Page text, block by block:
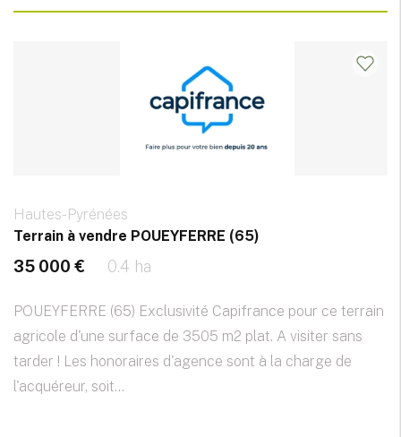
Hautes-Pyrénées
Terrain à vendre POUEYFERRE (65)
35 000 € 0.4 ha
POUEYFERRE (65) Exclusivité Capifrance pour ce terrain
agricole d'une surface de 3505 m2 plat. A visiter sans
tarder ! Les honoraires d'agence sont à la charge de
l'acquéreur, soit...